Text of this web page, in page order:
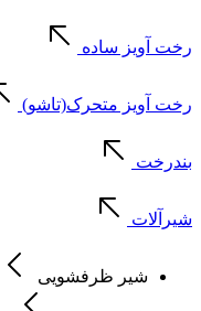
رخت آویز ساده
رخت آویز متحرک(تاشو)
بندرخت
شیرآلات
شیر ظرفشویی